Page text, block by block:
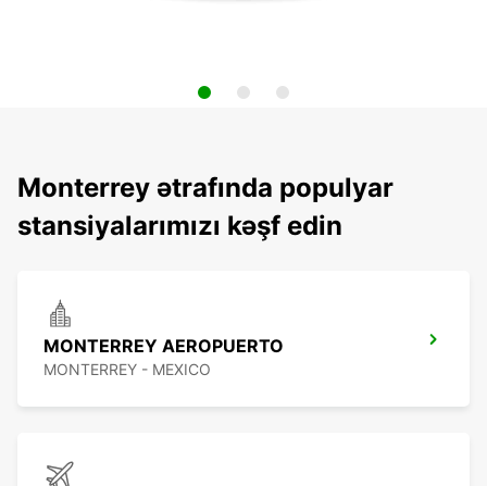
Monterrey ətrafında populyar
stansiyalarımızı kəşf edin
MONTERREY AEROPUERTO
MONTERREY - MEXICO